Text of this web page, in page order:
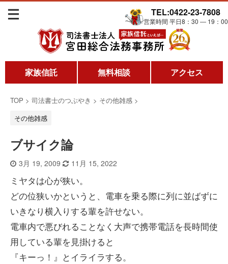
TEL:0422-23-7808
営業時間 平日8：30 ― 19：00
家族信託 無料相談 アクセス
TOP > 司法書士のつぶやき > その他雑感 >
その他雑感
ブサイク論
3月 19, 2009 11月 15, 2022
ミヤタは心が狭い。
どの位狭いかというと、電車を乗る際に列に並ばずに
いきなり横入りする輩を許せない。
電車内で悪びれることなく大声で携帯電話を長時間使
用している輩を見掛けると
『キーっ！』とイライラする。